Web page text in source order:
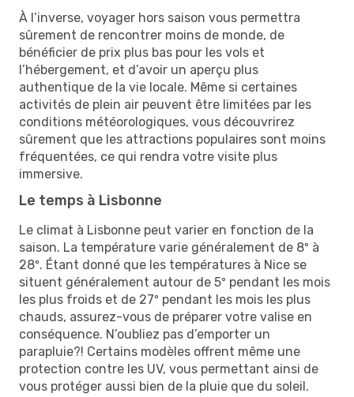
À l’inverse, voyager hors saison vous permettra
sûrement de rencontrer moins de monde, de
bénéficier de prix plus bas pour les vols et
l’hébergement, et d’avoir un aperçu plus
authentique de la vie locale. Même si certaines
activités de plein air peuvent être limitées par les
conditions météorologiques, vous découvrirez
sûrement que les attractions populaires sont moins
fréquentées, ce qui rendra votre visite plus
immersive.
Le temps à Lisbonne
Le climat à Lisbonne peut varier en fonction de la
saison. La température varie généralement de 8º à
28º. Étant donné que les températures à Nice se
situent généralement autour de 5º pendant les mois
les plus froids et de 27º pendant les mois les plus
chauds, assurez-vous de préparer votre valise en
conséquence. N’oubliez pas d’emporter un
parapluie?! Certains modèles offrent même une
protection contre les UV, vous permettant ainsi de
vous protéger aussi bien de la pluie que du soleil.